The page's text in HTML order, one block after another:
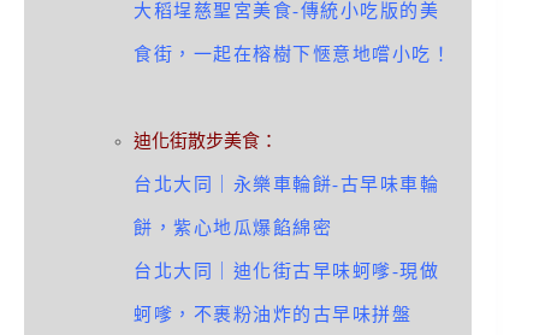
大稻埕慈聖宮美食-傳統小吃版的美
食街，一起在榕樹下愜意地嚐小吃！
迪化街散步美食：
台北大同｜永樂車輪餅-古早味車輪
餅，紫心地瓜爆餡綿密
台北大同｜迪化街古早味蚵嗲-現做
蚵嗲，不裹粉油炸的古早味拼盤